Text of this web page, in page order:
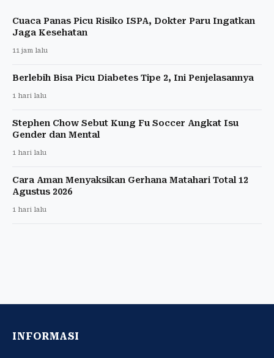
Cuaca Panas Picu Risiko ISPA, Dokter Paru Ingatkan
Jaga Kesehatan
11 jam lalu
Berlebih Bisa Picu Diabetes Tipe 2, Ini Penjelasannya
1 hari lalu
Stephen Chow Sebut Kung Fu Soccer Angkat Isu
Gender dan Mental
1 hari lalu
Cara Aman Menyaksikan Gerhana Matahari Total 12
Agustus 2026
1 hari lalu
INFORMASI